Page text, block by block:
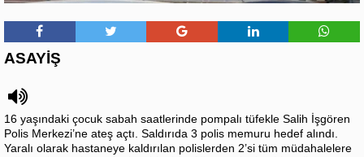
ASAYİŞ
16 yaşındaki çocuk sabah saatlerinde pompalı tüfekle Salih İşgören
Polis Merkezi’ne ateş açtı. Saldırıda 3 polis memuru hedef alındı.
Yaralı olarak hastaneye kaldırılan polislerden 2’si tüm müdahalelere